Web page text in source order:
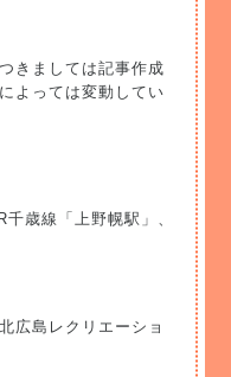
きましては記事作成
よっては変動してい
歳線「上野幌駅」、
広島レクリエーショ